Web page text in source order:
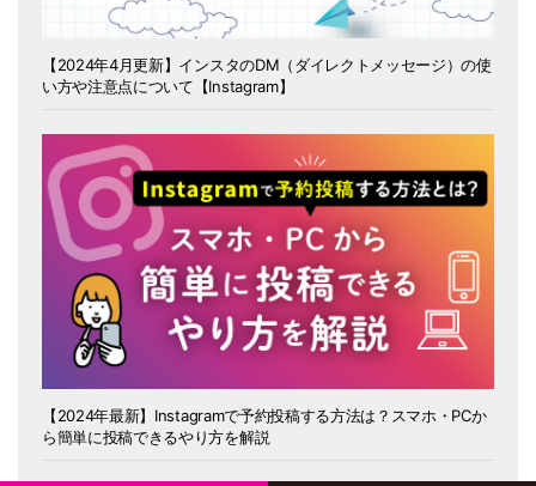
【2024年4月更新】インスタのDM（ダイレクトメッセージ）の使
い方や注意点について【Instagram】
【2024年最新】Instagramで予約投稿する方法は？スマホ・PCか
ら簡単に投稿できるやり方を解説